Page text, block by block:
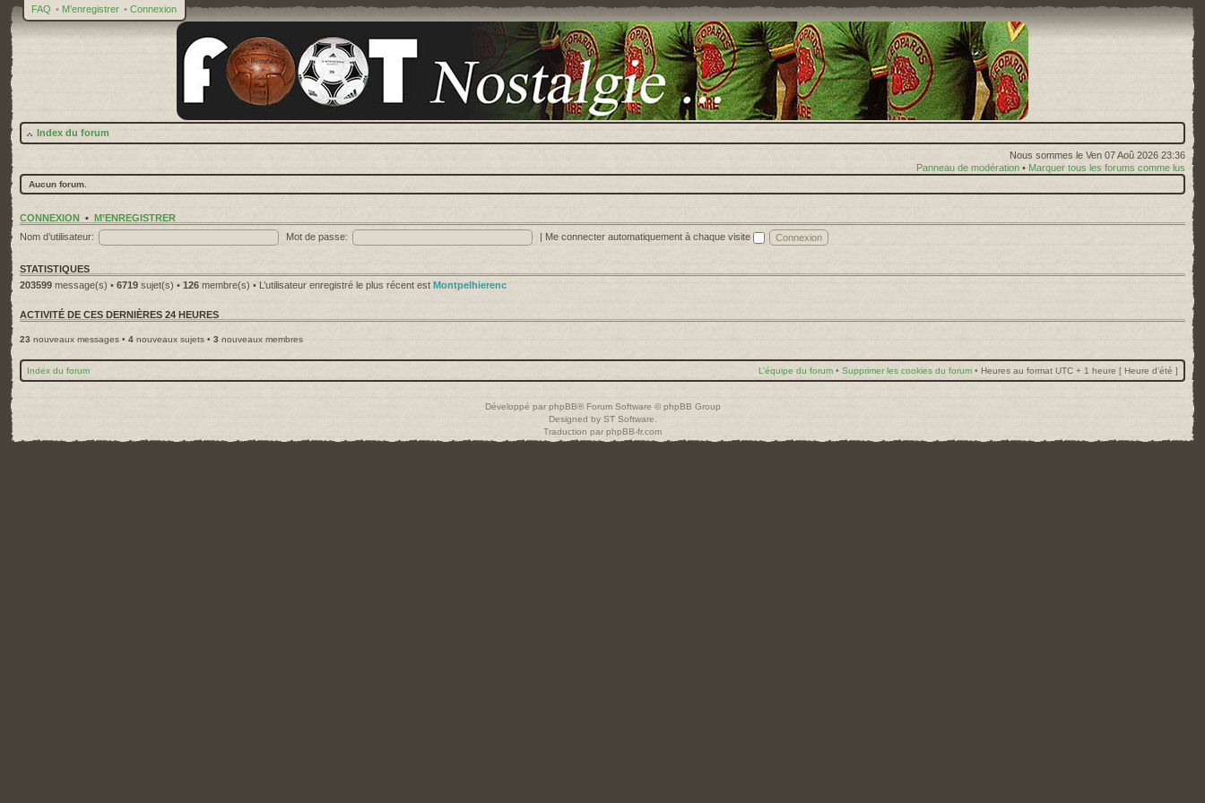
FAQ • M’enregistrer • Connexion
Index du forum
Nous sommes le Ven 07 Aoû 2026 23:36
Panneau de modération • Marquer tous les forums comme lus
Aucun forum.
CONNEXION • M’ENREGISTRER
Nom d’utilisateur:
Mot de passe: | Me connecter automatiquement à chaque visite
STATISTIQUES
203599 message(s) • 6719 sujet(s) • 126 membre(s) • L’utilisateur enregistré le plus récent est Montpelhierenc
ACTIVITÉ DE CES DERNIÈRES 24 HEURES
23 nouveaux messages • 4 nouveaux sujets • 3 nouveaux membres
Index du forum L’équipe du forum • Supprimer les cookies du forum • Heures au format UTC + 1 heure [ Heure d’été ]
Développé par phpBB® Forum Software © phpBB Group
Designed by ST Software
Traduction par phpBB-fr.com